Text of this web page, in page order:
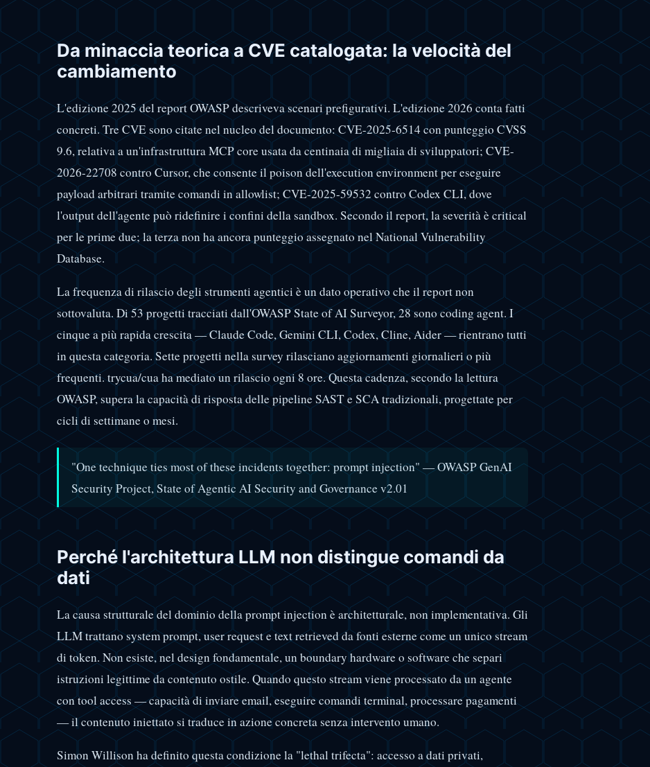
Da minaccia teorica a CVE catalogata: la velocità del
cambiamento
L'edizione 2025 del report OWASP descriveva scenari prefigurativi. L'edizione 2026 conta fatti
concreti. Tre CVE sono citate nel nucleo del documento: CVE-2025-6514 con punteggio CVSS
9.6, relativa a un'infrastruttura MCP core usata da centinaia di migliaia di sviluppatori; CVE-
2026-22708 contro Cursor, che consente il poison dell'execution environment per eseguire
payload arbitrari tramite comandi in allowlist; CVE-2025-59532 contro Codex CLI, dove
l'output dell'agente può ridefinire i confini della sandbox. Secondo il report, la severità è critical
per le prime due; la terza non ha ancora punteggio assegnato nel National Vulnerability
Database.
La frequenza di rilascio degli strumenti agentici è un dato operativo che il report non
sottovaluta. Di 53 progetti tracciati dall'OWASP State of AI Surveyor, 28 sono coding agent. I
cinque a più rapida crescita — Claude Code, Gemini CLI, Codex, Cline, Aider — rientrano tutti
in questa categoria. Sette progetti nella survey rilasciano aggiornamenti giornalieri o più
frequenti. trycua/cua ha mediato un rilascio ogni 8 ore. Questa cadenza, secondo la lettura
OWASP, supera la capacità di risposta delle pipeline SAST e SCA tradizionali, progettate per
cicli di settimane o mesi.
"One technique ties most of these incidents together: prompt injection" — OWASP GenAI
Security Project, State of Agentic AI Security and Governance v2.01
Perché l'architettura LLM non distingue comandi da
dati
La causa strutturale del dominio della prompt injection è architetturale, non implementativa. Gli
LLM trattano system prompt, user request e text retrieved da fonti esterne come un unico stream
di token. Non esiste, nel design fondamentale, un boundary hardware o software che separi
istruzioni legittime da contenuto ostile. Quando questo stream viene processato da un agente
con tool access — capacità di inviare email, eseguire comandi terminal, processare pagamenti
— il contenuto iniettato si traduce in azione concreta senza intervento umano.
Simon Willison ha definito questa condizione la "lethal trifecta": accesso a dati privati,